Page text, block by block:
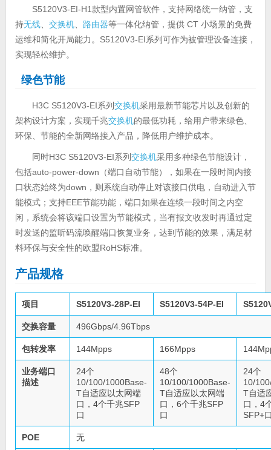
S5120V3-EI-H1款型内置网管软件，支持网络统一纳管，支
持无线、 交换机、 路由器等一体化纳管，提供 CT 小场景的免费
运维和简化开局能力。S5120V3-EI系列可作为被管理设备连接，
实现轻松维护。
绿色节能
H3C S5120V3-EI系列交换机采用最新节能芯片以及创新的
架构设计方案，实现千兆交换机的最低功耗，给用户带来绿色、
环保、节能的全新网络接入产品，降低用户维护成本。
同时H3C S5120V3-EI系列交换机采用多种绿色节能设计，
包括auto-power-down（端口自动节能），如果在一段时间内接
口状态始终为down，则系统自动停止对该接口供电，自动进入节
能模式；支持EEE节能功能，端口如果在连续一段时间之内空
闲，系统会将该端口设置为节能模式，当有报文收发时再通过定
时发送的监听码流唤醒端口恢复业务，达到节能的效果，满足材
料环保与安全性的欧盟RoHS标准。
产品规格
项目 S5120V3-28P-EI S5120V3-54P-EI
交换容量 496Gbps/4.96Tbps
包转发率 144Mpps 166Mpps
业务端口
描述
24个
10/100/1000Base-
T自适应以太网端
口，4个千兆SFP
口
48个
10/100/1000Base-
T自适应以太网端
口，6个千兆SFP
口
24个
10/
T自适
口，4
SFP+
POE 无